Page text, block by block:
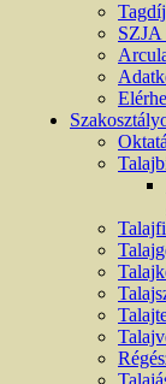
SZJA